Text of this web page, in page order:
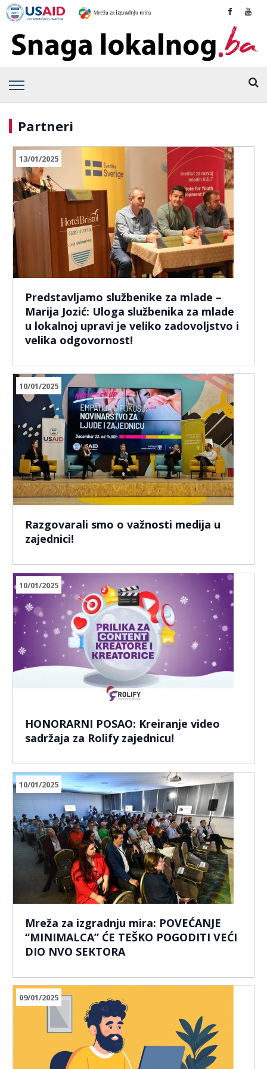
Partneri
13/01/2025
Predstavljamo službenike za mlade –
Marija Jozić: Uloga službenika za mlade
u lokalnoj upravi je veliko zadovoljstvo i
velika odgovornost!
10/01/2025
Razgovarali smo o važnosti medija u
zajednici!
10/01/2025
HONORARNI POSAO: Kreiranje video
sadržaja za Rolify zajednicu!
10/01/2025
Mreža za izgradnju mira: POVEĆANJE
“MINIMALCA” ĆE TEŠKO POGODITI VEĆI
DIO NVO SEKTORA
09/01/2025